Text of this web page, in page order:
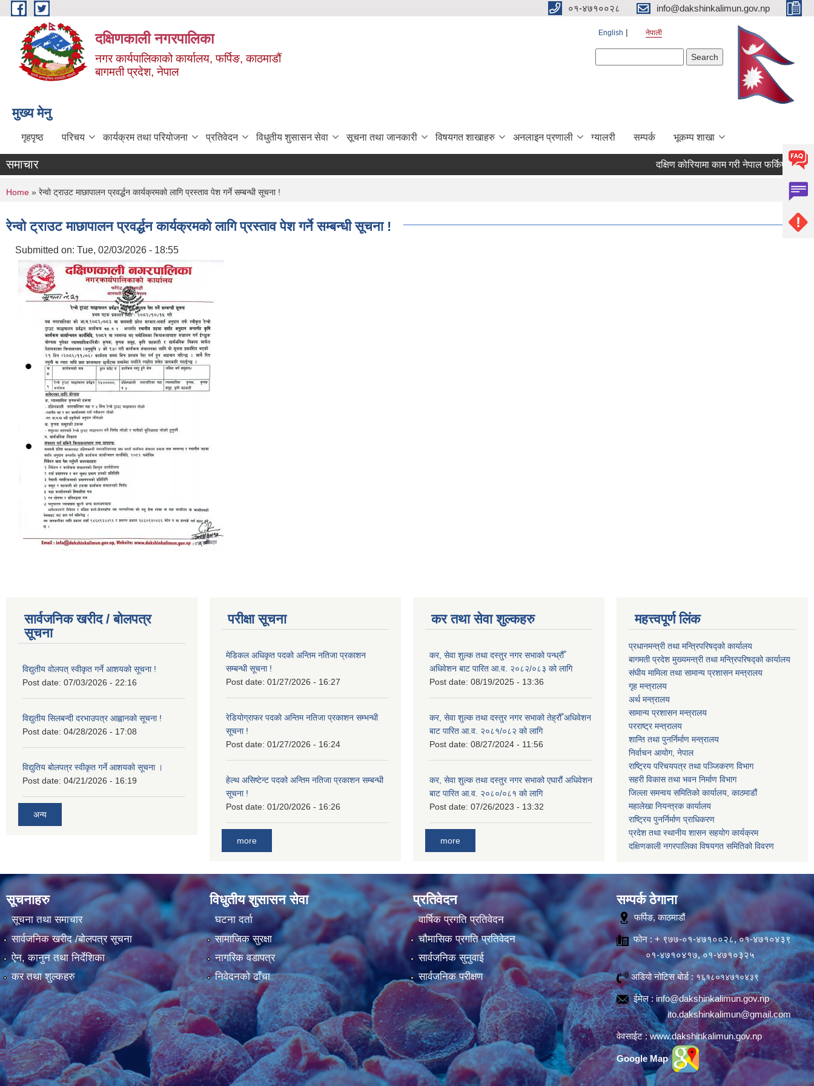
Skip to main content ०१-४७१००२८ info@dakshinkalimun.gov.np
दक्षिणकाली नगरपालिका
नगर कार्यपालिकाको कार्यालय, फर्पिङ, काठमाडौं
बागमती प्रदेश, नेपाल
English नेपाली
मुख्य मेनु
गृहपृष्ठ परिचय कार्यक्रम तथा परियोजना प्रतिवेदन विधुतीय शुसासन सेवा सूचना तथा जानकारी विषयगत शाखाहरु अनलाइन प्रणाली ग्यालरी सम्पर्क भूकम्प शाखा
समाचार दक्षिण कोरियामा काम गरी नेपाल फर्किएका
You are here
Home » रेन्वो ट्राउट माछापालन प्रवर्द्धन कार्यक्रमको लागि प्रस्ताव पेश गर्ने सम्बन्धी सूचना !
रेन्वो ट्राउट माछापालन प्रवर्द्धन कार्यक्रमको लागि प्रस्ताव पेश गर्ने सम्बन्धी सूचना !
Submitted on: Tue, 02/03/2026 - 18:55
सार्वजनिक खरीद / बोलपत्र
सूचना
विद्युतीय वोलपत् स्वीकृत गर्ने आशयको सूचना !
Post date: 07/03/2026 - 22:16
विद्युतीय सिलबन्दी दरभाउपत्र आह्वानको सूचना !
Post date: 04/28/2026 - 17:08
विद्युतिय बोलपत्र स्वीकृत गर्ने आशयको सूचना ।
Post date: 04/21/2026 - 16:19
अन्य
परीक्षा सूचना
मेडिकल अधिकृत पदको अन्तिम नतिजा प्रकाशन
सम्बन्धी सूचना !
Post date: 01/27/2026 - 16:27
रेडियोग्राफर पदको अन्तिम नतिजा प्रकाशन सम्भन्धी
सूचना !
Post date: 01/27/2026 - 16:24
हेल्थ असिष्टेन्ट पदको अन्तिम नतिजा प्रकाशन सम्बन्धी
सूचना !
Post date: 01/20/2026 - 16:26
more
कर तथा सेवा शुल्कहरु
कर, सेवा शुल्क तथा दस्तुर नगर सभाको पन्ध्रौँ
अधिवेशन बाट पारित आ.व. २०८२/०८३ को लागि
Post date: 08/19/2025 - 13:36
कर, सेवा शुल्क तथा दस्तुर नगर सभाको तेह्रौँ अधिवेशन
बाट पारित आ.व. २०८१/०८२ को लागि
Post date: 08/27/2024 - 11:56
कर, सेवा शुल्क तथा दस्तुर नगर सभाको एघारौं अधिवेशन
बाट पारित आ.व. २०८०/०८१ को लागि
Post date: 07/26/2023 - 13:32
more
महत्त्वपूर्ण लिंक
प्रधानमन्त्री तथा मन्त्रिपरिषद्को कार्यालय
बागमती प्रदेश मुख्यमन्त्री तथा मन्त्रिपरिषद्को कार्यालय
संघीय मामिला तथा सामान्य प्रशासन मन्त्रालय
गृह मन्त्रालय
अर्थ मन्त्रालय
सामान्य प्रशासन मन्त्रालय
परराष्ट्र मन्त्रालय
शान्ति तथा पुनर्निर्माण मन्त्रालय
निर्वाचन आयोग, नेपाल
राष्ट्रिय परिचयपत्र तथा पञ्जिकरण विभाग
सहरी विकास तथा भवन निर्माण विभाग
जिल्ला समन्वय समितिको कार्यालय, काठमाडौं
महालेखा नियन्त्रक कार्यालय
राष्ट्रिय पुनर्निर्माण प्राधिकरण
प्रदेश तथा स्थानीय शासन सहयोग कार्यक्रम
दक्षिणकाली नगरपालिका विषयगत समितिको विवरण
सूचनाहरु
सूचना तथा समाचार
सार्वजनिक खरीद /बोलपत्र सूचना
ऐन, कानुन तथा निर्देशिका
कर तथा शुल्कहरु
विधुतीय शुसासन सेवा
घटना दर्ता
सामाजिक सुरक्षा
नागरिक वडापत्र
निवेदनको ढाँचा
प्रतिवेदन
वार्षिक प्रगति प्रतिवेदन
चौमासिक प्रगति प्रतिवेदन
सार्वजनिक सुनुवाई
सार्वजनिक परीक्षण
सम्पर्क ठेगाना
फर्पिङ, काठमाडौं
फोन : + ९७७-०१-४७१००२८, ०१-४७१०४३९
०१-४७१०४१७, ०१-४७१०३२५
अडियो नोटिस बोर्ड : १६१८०१४७१०४३९
ईमेल : info@dakshinkalimun.gov.np
ito.dakshinkalimun@gmail.com
वेवसाईट :www.dakshinkalimun.gov.np
Google Map